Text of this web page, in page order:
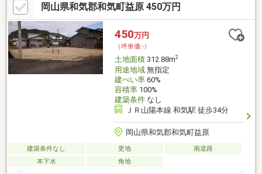
岡山県和気郡和気町益原 450万円
450万円
（坪単価:-）
土地面積312.88m2
用途地域無指定
建ぺい率60%
容積率100%
建築条件なし
ＪＲ山陽本線 和気駅 徒歩34分
岡山県和気郡和気町益原
建築条件なし 更地
南道路
本下水
角地